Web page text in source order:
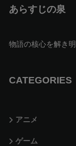
あらすじの泉
物語の核心を解き
CATEGORIES
アニメ
ゲーム